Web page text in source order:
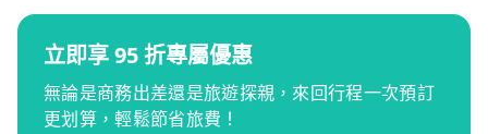
立即享 95 折專屬優惠
無論是商務出差還是旅遊探親，來回行程一次預訂
更划算，輕鬆節省旅費！